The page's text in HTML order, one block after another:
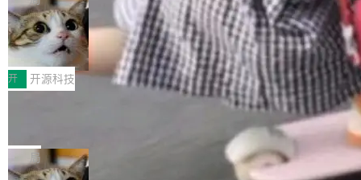
哪些组合有效，作者说，你得靠"文档、校验、或
者部落知识"。 换个写法。Rust 的 enum，两个
变体：Switchable...
有科技公司做的一样。只不过，实际上它不一
样。这是 Sandstorm.io 的重制版，我十年前的
那个创业公司。不同的是，这次它构建在 Cloudf
lare Workers 上——我花了九年时间搭建的平台
——并且深度集成了 AI。这基本上是我十年秘密
Workers 和 Durable Objects 的守护进程。 设
计思路很直接：每个对象是一个独立的 SQLite
数据库，按名称寻址，复制到你自己的 S3 兼容
存储库里。节点之间只通过这个存储库协调——
没有控制平面，没有共识协议。每个对象自带一
个小型数据库，应用天然按分片构建，单个数据
库的竞争和爆炸半径问题在设计层面就被消除
了。 闲置的 cell 会休眠到几乎不占资源。当 cel
l 迁移或唤醒时，新宿主从 S3 恢复 SQLite 数据
鲁大师7月新机性能/流畅/AI榜：vivo夺
性能、流畅双第一，三星Galaxy Z系列
新折叠缺席
2026年7月的手机市场，由于存储等硬件成本暴
增，手机厂商的日子也不好过啊，新机速度明显
放缓，因此硝烟味淡了许多。新机参数规格除开
高价的三星折叠（三星Galaxy Z Fold8 Ultra / Z
Fold8 / Z Flip8）外，其余要么是中低端机器，
例如iQOO Z11i、REDMI Note 17、REDMI No
te 17 Pro、OPPO K15，要么是vivo X300 E这
开 开源科技
Zed 编辑器团队发布了新项目——DeltaDB，一
个在 git commit 之间记录每一次编辑操作的版
本控制系统。目前处于 Early Access 阶段。 De
局